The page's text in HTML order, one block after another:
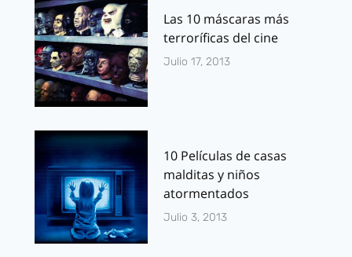
Las 10 máscaras más
terroríficas del cine
Julio 17, 2013
10 Películas de casas
malditas y niños
atormentados
Julio 3, 2013